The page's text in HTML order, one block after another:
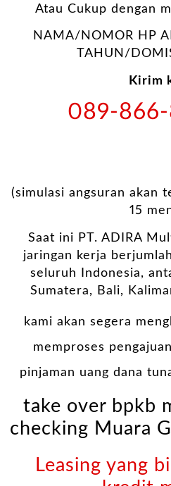
Atau Cukup dengan
NAMA/NOMOR HP
TAHUN/
Kirim
089-
(simulasi angsuran akan
15
Saat ini PT. ADIRA
jaringan kerja
seluruh Indonesia,
Sumatera, Bali,
kami akan segera
memproses
pinjaman uang dana
take over bpkb
checking Muara
Leasing yang